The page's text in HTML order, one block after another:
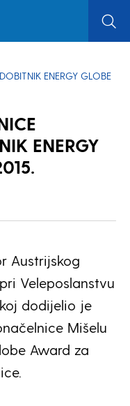
ENERGY GLOBE
ENERGY
Austrijskog
Veleposlanstvu
dodijelio je
Mišelu
Award za